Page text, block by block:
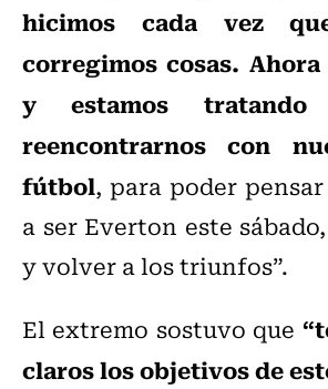
hicimos cada vez
corregimos cosas.
y estamos
reencontrarnos con
fútbol, para poder
a ser Everton este
y volver a los triunfos”.
El extremo sostuvo que
claros los objetivos de